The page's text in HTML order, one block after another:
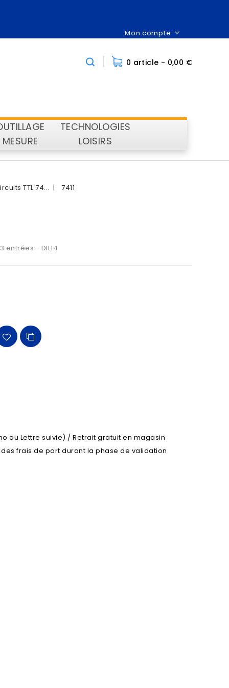
Mon compte
0 article - 0,00 €
MESURE
TECHNOLOGIES
LOISIRS
TTL 74... 7411
entrées - DIL14
ou Lettre suivie) / Retrait gratuit en magasin
frais de port durant la phase de validation